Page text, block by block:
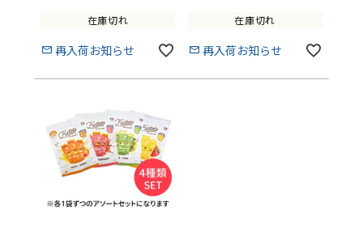
在庫切れ
再入荷お知らせ
在庫切れ
再入荷お知らせ